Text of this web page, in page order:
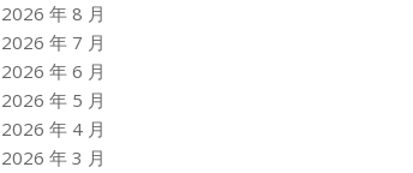
2026 年 8 月
2026 年 7 月
2026 年 6 月
2026 年 5 月
2026 年 4 月
2026 年 3 月